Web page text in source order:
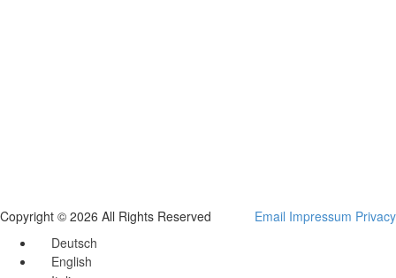
Copyright © 2026 All Rights Reserved Email Impressum Privacy
Deutsch
English